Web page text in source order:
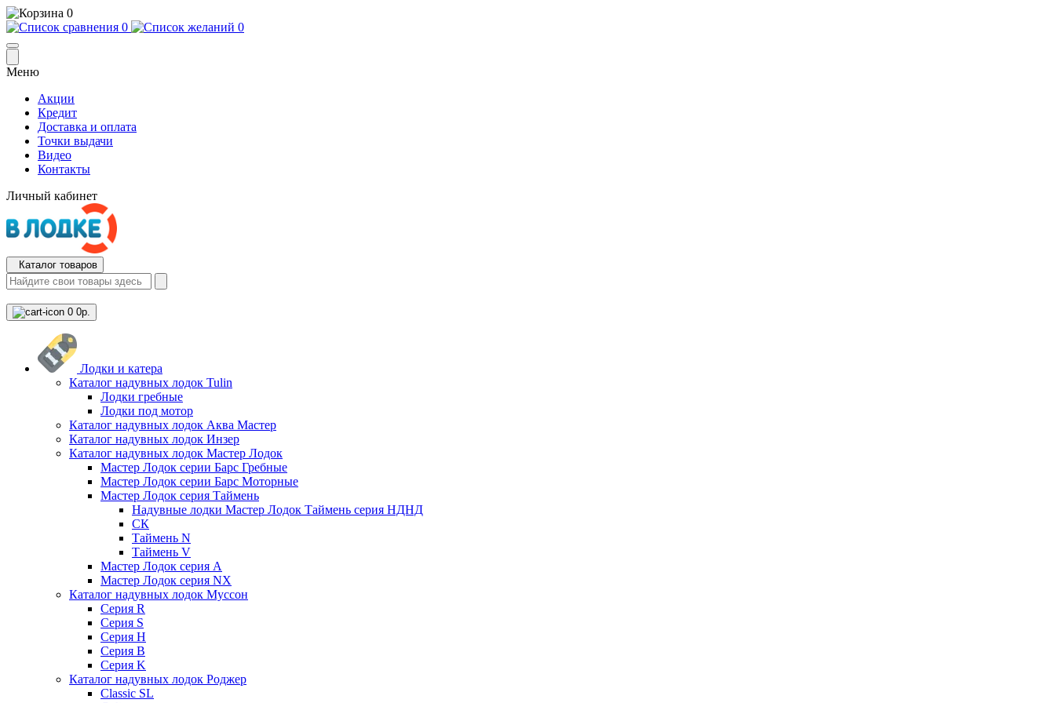
0
0
0
Меню
Акции
Кредит
Доставка и оплата
Точки выдачи
Видео
Контакты
Личный кабинет
Каталог товаров
0 0р.
Лодки и катера
Каталог надувных лодок Tulin
Лодки гребные
Лодки под мотор
Каталог надувных лодок Аква Мастер
Каталог надувных лодок Инзер
Каталог надувных лодок Мастер Лодок
Мастер Лодок серии Барс Гребные
Мастер Лодок серии Барс Моторные
Мастер Лодок серия Таймень
Надувные лодки Мастер Лодок Таймень серия НДНД
СК
Таймень N
Таймень V
Мастер Лодок серия А
Мастер Лодок серия NX
Каталог надувных лодок Муссон
Серия R
Серия S
Серия H
Серия B
Серия K
Каталог надувных лодок Роджер
Classic SL